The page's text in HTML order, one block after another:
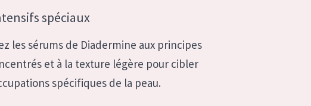
TOUS LES PRODUIT
spéciaux
les sérums de Diadermine aux principes
et à la texture légère pour cibler
spécifiques de la peau.